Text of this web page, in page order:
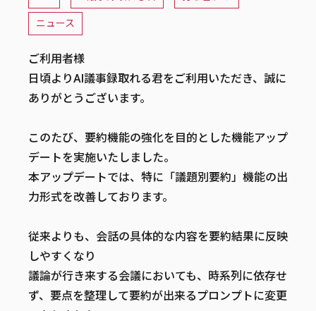
ニュース
ご利用者様
日頃よりAI議事録取れる君をご利用いただき、誠に
ありがとうございます。
このたび、要約機能の強化を目的とした機能アップ
デートを実施いたしました。
本アップデートでは、特に「議題別要約」機能の出
力形式を改善しております。
従来よりも、会話の具体的な内容を要約結果に反映
しやすくなり
議論が行き来する会議においても、時系列に依存せ
ず、要点を整理して要約が出来るプロンプトに変更